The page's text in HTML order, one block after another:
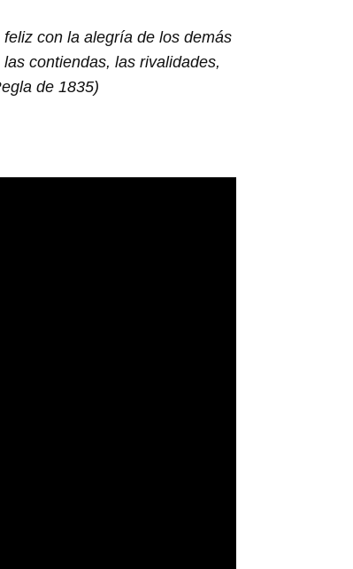
con la alegría de los demás
contiendas, las rivalidades,
de 1835)